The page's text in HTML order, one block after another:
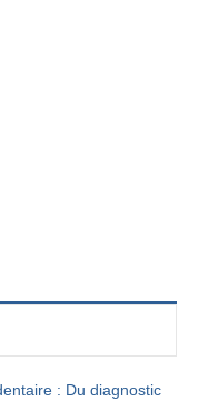
: Du diagnostic